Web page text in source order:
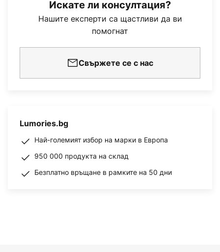
Искате ли консултация?
Нашите експерти са щастливи да ви
помогнат
Свържете се с нас
Lumories.bg
Най-големият избор на марки в Европа
950 000 продукта на склад
Безплатно връщане в рамките на 50 дни